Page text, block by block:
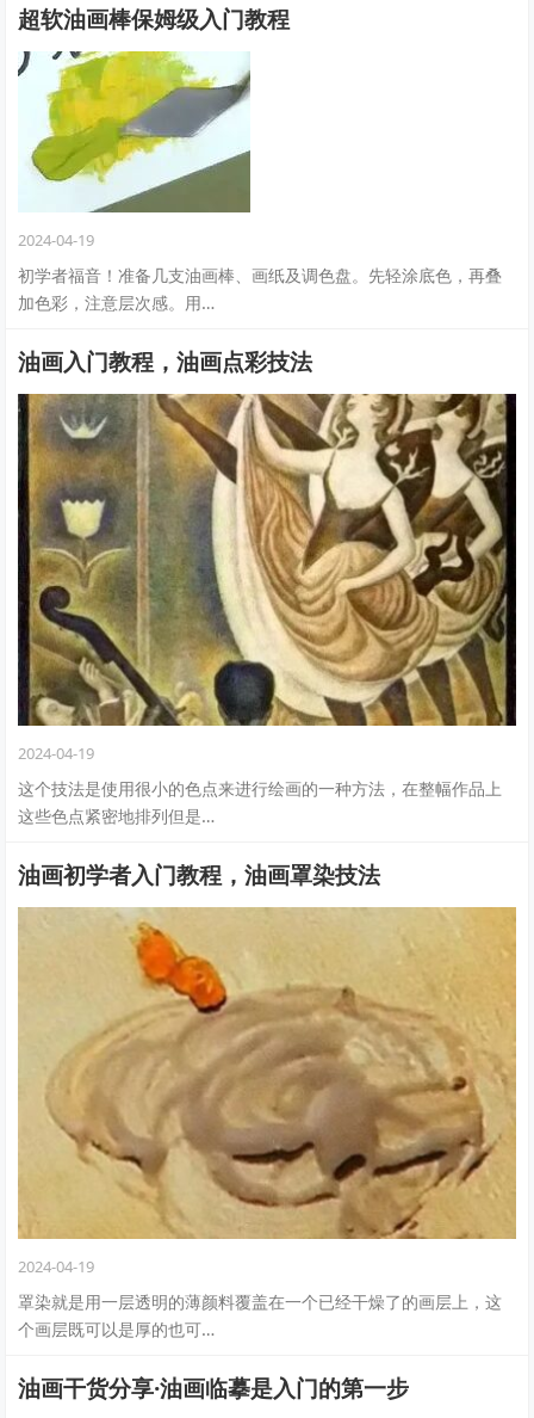
超软油画棒保姆级入门教程
2024-04-19
初学者福音！准备几支油画棒、画纸及调色盘。先轻涂底色，再叠
加色彩，注意层次感。用…
油画入门教程，油画点彩技法
2024-04-19
这个技法是使用很小的色点来进行绘画的一种方法，在整幅作品上
这些色点紧密地排列但是…
油画初学者入门教程，油画罩染技法
2024-04-19
罩染就是用一层透明的薄颜料覆盖在一个已经干燥了的画层上，这
个画层既可以是厚的也可…
油画干货分享·油画临摹是入门的第一步